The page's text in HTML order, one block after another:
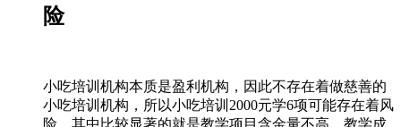
险
小吃培训机构本质是盈利机构，因此不存在着做慈善的
小吃培训机构，所以小吃培训2000元学6项可能存在着风